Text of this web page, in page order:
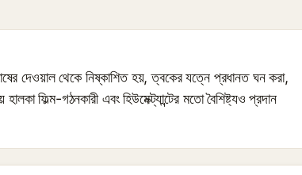
দেওয়াল থেকে নিষ্কাশিত হয়, ত্বকের যত্নে প্রধানত ঘন করা,
ফিল্ম-গঠনকারী এবং হিউমেক্ট্যান্টের মতো বৈশিষ্ট্যও প্রদান